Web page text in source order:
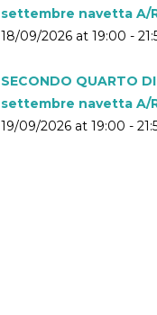
settembre navetta A/
18/09/2026 at 19:00 -
SECONDO QUARTO
settembre navetta A/
19/09/2026 at 19:00 -